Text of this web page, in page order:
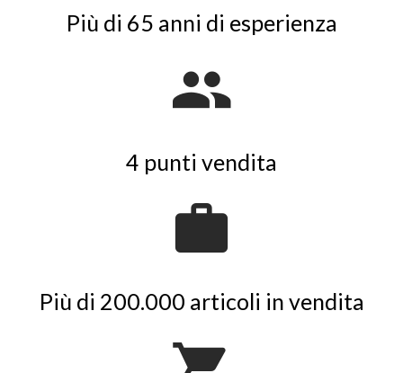
Più di 65 anni di esperienza
4 punti vendita
Più di 200.000 articoli in vendita